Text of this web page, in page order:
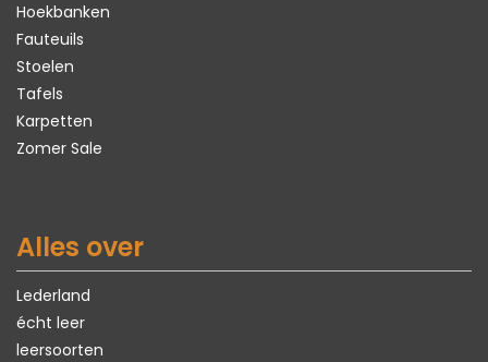
Hoekbanken
Fauteuils
Stoelen
Tafels
Karpetten
Zomer Sale
Alles over
Lederland
écht leer
leersoorten